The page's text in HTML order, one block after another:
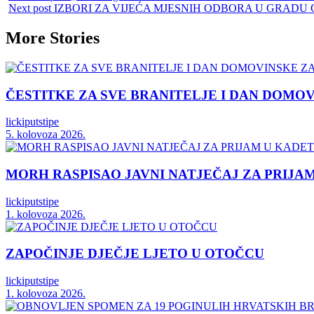
Next post IZBORI ZA VIJEĆA MJESNIH ODBORA U GRADU
More Stories
ČESTITKE ZA SVE BRANITELJE I DAN
lickiputstipe
5. kolovoza 2026.
MORH RASPISAO JAVNI NATJEČAJ ZA
lickiputstipe
1. kolovoza 2026.
ZAPOČINJE DJEČJE LJETO U OTOČCU
lickiputstipe
1. kolovoza 2026.